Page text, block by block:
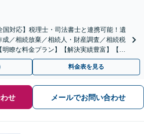
国対応】税理士・司法書士と連携可能！遺
／相続放棄／相続人・財産調査／相続税
瞭な料金プラン】【解決実績豊富】【電
料金表を見る
せ メールでお問い合わせ